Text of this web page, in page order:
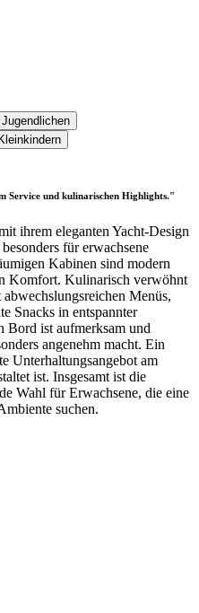
Service und kulinarischen Highlights."
ihrem eleganten Yacht-Design
für erwachsene
Kabinen sind modern
Komfort. Kulinarisch verwöhnt
Menüs,
Snacks in entspannter
Bord ist aufmerksam und
angenehm macht. Ein
Unterhaltungsangebot am
ist. Insgesamt ist die
Wahl für Erwachsene, die eine
suchen.